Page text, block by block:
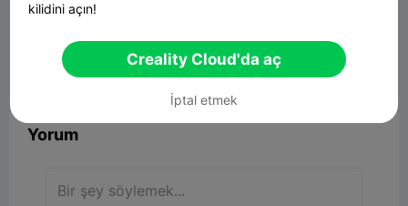
Small Desk Vice

Yorum
kilidini açın!
Creality Cloud'da aç
İptal etmek